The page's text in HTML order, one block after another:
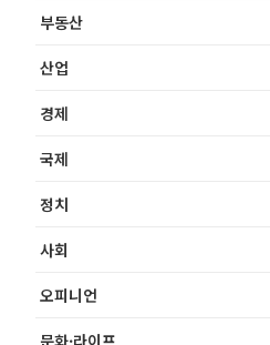
부동산
산업
경제
국제
정치
사회
오피니언
문화·라이프